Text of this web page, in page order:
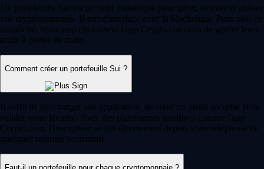
Un portefeuille Sui est un outil numérique pour gérer, stocker et utiliser
vos cryptomonnaies. Il sert d'interface avec la blockchain. Pour plus de
simplicité, beaucoup choisissent l'app Crypto.com afin de garder leurs
actifs à portée de main.
Comment créer un portefeuille Sui ?
Il suffit de télécharger une application, de créer un profil sécurisé et de
valider votre identité. Avec des plateformes intuitives comme l'app
Crypto.com, l'inscription se fait directement depuis votre téléphone en
quelques minutes seulement.